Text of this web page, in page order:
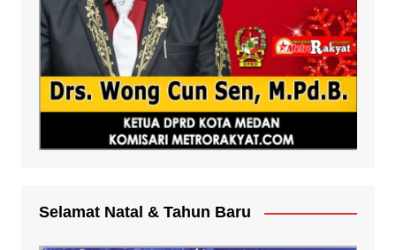
Selamat Natal & Tahun Baru